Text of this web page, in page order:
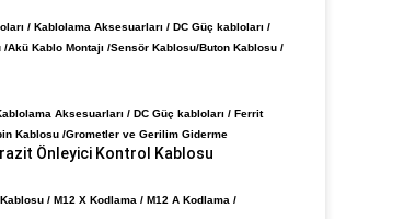
/ Kablolama Aksesuarları / DC Güç kabloları /
/Akü Kablo Montajı /Sensör Kablosu/Buton Kablosu /
Aksesuarları / DC Güç kabloları / Ferrit
Kablosu /Grometler ve Gerilim Giderme
Önleyici Kontrol Kablosu
/ M12 X Kodlama / M12 A Kodlama /